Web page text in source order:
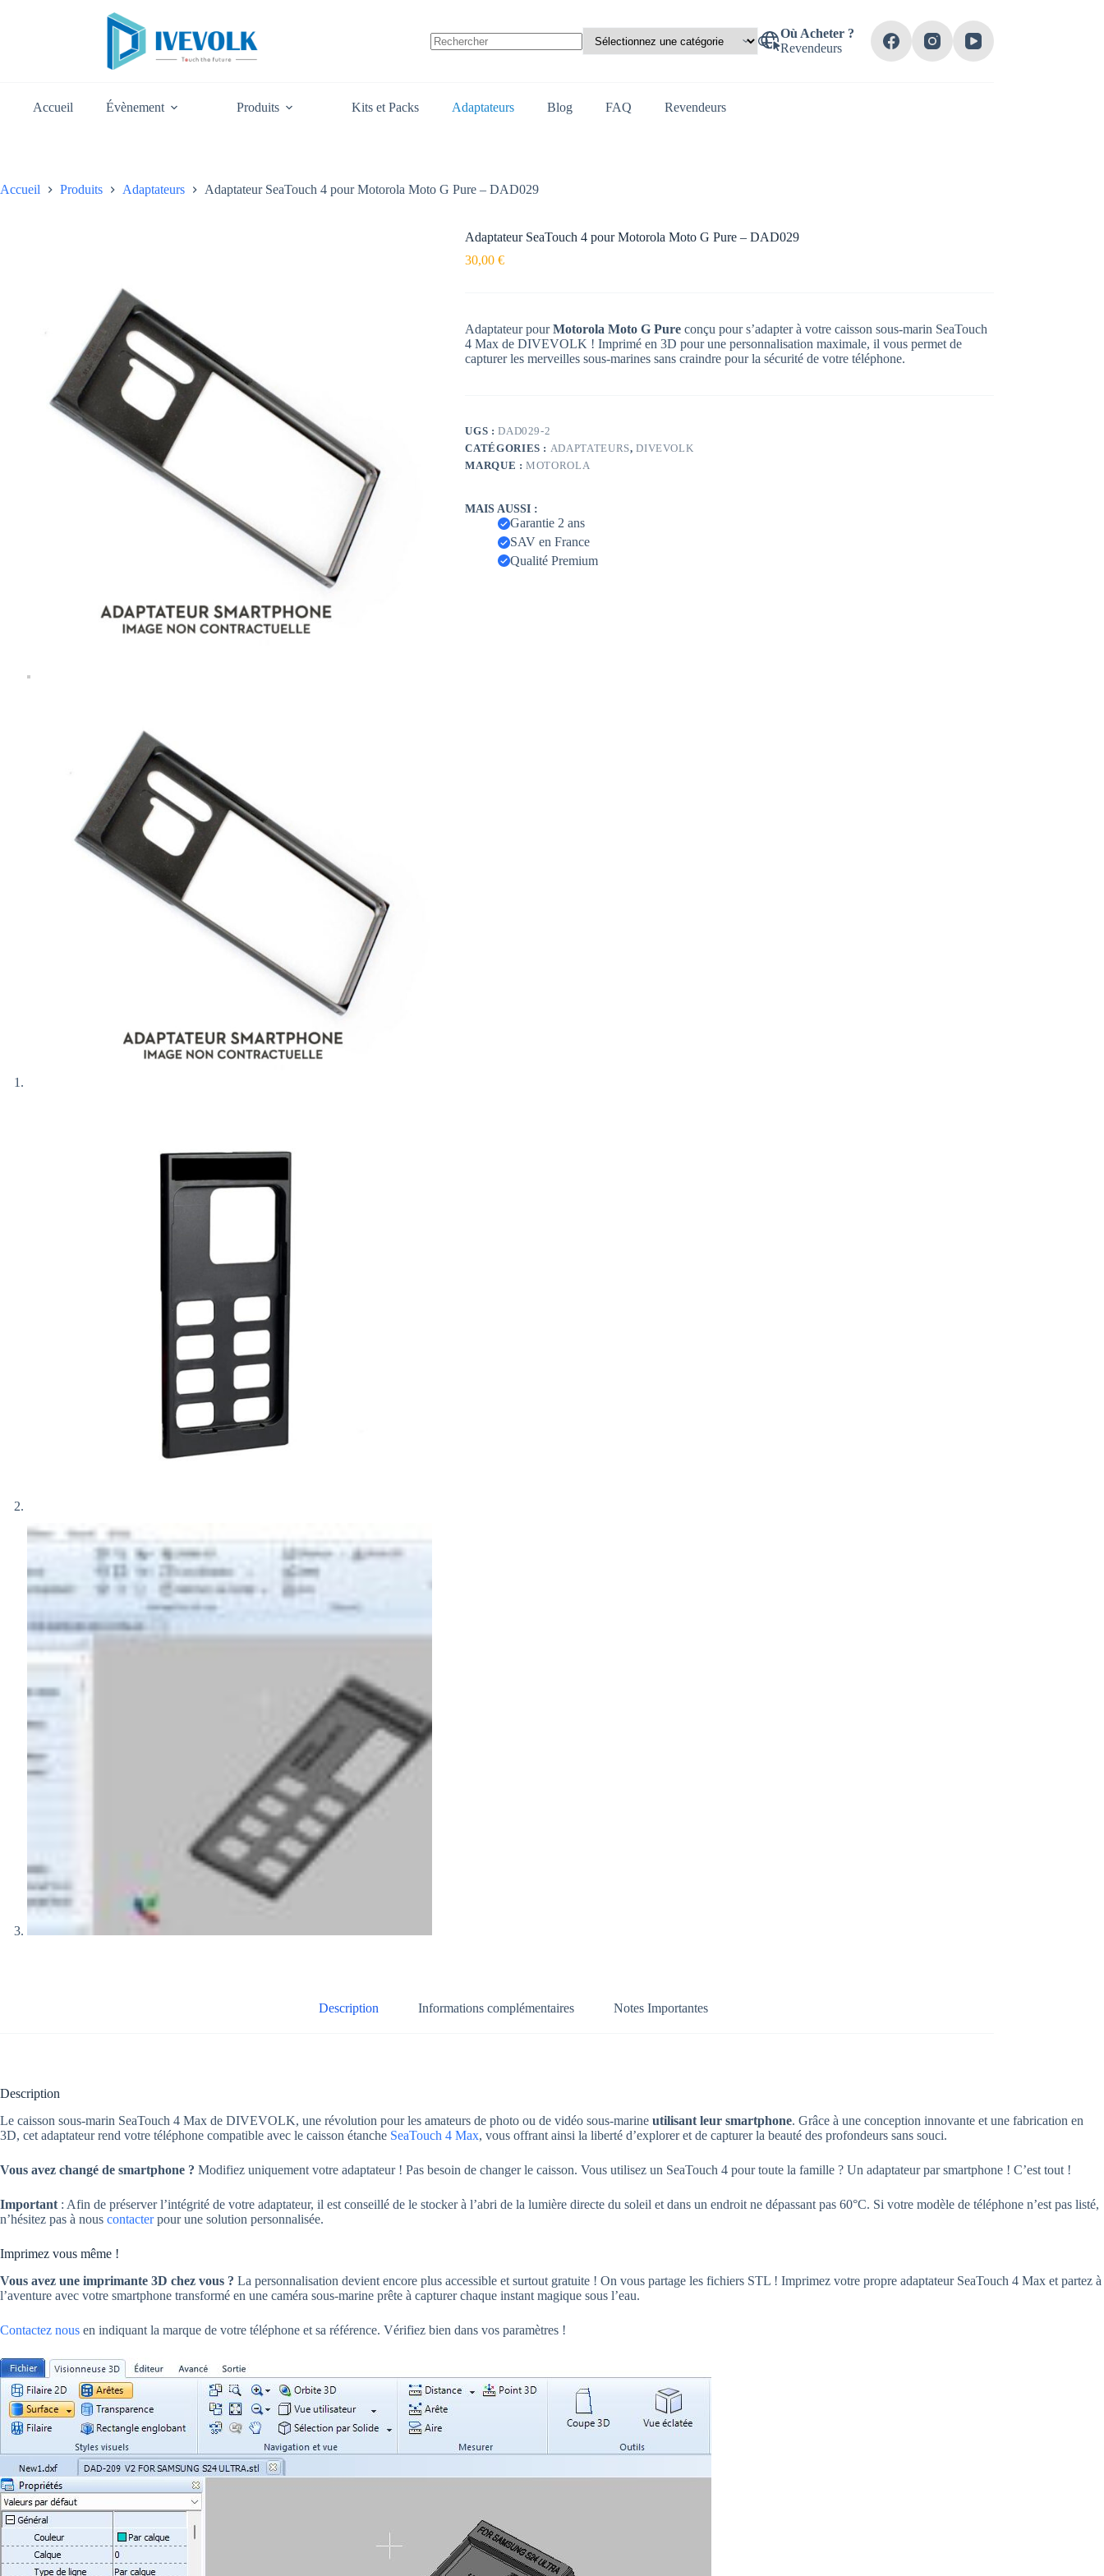
Où Acheter ?
Revendeurs
Accueil Évènement Produits Kits et Packs Adaptateurs Blog FAQ Revendeurs
Accueil Produits Adaptateurs Adaptateur SeaTouch 4 pour Motorola Moto G Pure – DAD029
Adaptateur SeaTouch 4 pour Motorola Moto G Pure – DAD029
30,00€
Adaptateur pourMotorola Moto G Pure conçu pour s’adapter à votre caisson sous-marin SeaTouch
4 Max de DIVEVOLK ! Imprimé en 3D pour une personnalisation maximale, il vous permet de
capturer les merveilles sous-marines sans craindre pour la sécurité de votre téléphone.
UGS :DAD029-2
CATÉGORIES : ADAPTATEURS,DIVEVOLK
MARQUE :MOTOROLA
MAIS AUSSI :
Garantie 2 ans
SAV en France
Qualité Premium
Description Informations complémentaires Notes Importantes
Description
Le caisson sous-marin SeaTouch 4 Max de DIVEVOLK, une révolution pour les amateurs de photo ou de vidéo sous-marine utilisant leur smartphone. Grâce à une conception innovante et une fabrication en
3D, cet adaptateur rend votre téléphone compatible avec le caisson étanche SeaTouch 4 Max, vous offrant ainsi la liberté d’explorer et de capturer la beauté des profondeurs sans souci.
Vous avez changé de smartphone ? Modifiez uniquement votre adaptateur ! Pas besoin de changer le caisson. Vous utilisez un SeaTouch 4 pour toute la famille ? Un adaptateur par smartphone ! C’est tout !
Important : Afin de préserver l’intégrité de votre adaptateur, il est conseillé de le stocker à l’abri de la lumière directe du soleil et dans un endroit ne dépassant pas 60°C. Si votre modèle de téléphone n’est pas listé,
n’hésitez pas à nous contacterpour une solution personnalisée.
Imprimez vous même !
Vous avez une imprimante 3D chez vous ? La personnalisation devient encore plus accessible et surtout gratuite ! On vous partage les fichiers STL ! Imprimez votre propre adaptateur SeaTouch 4 Max et partez à
l’aventure avec votre smartphone transformé en une caméra sous-marine prête à capturer chaque instant magique sous l’eau.
Contactez nous en indiquant la marque de votre téléphone et sa référence. Vérifiez bien dans vos paramètres !